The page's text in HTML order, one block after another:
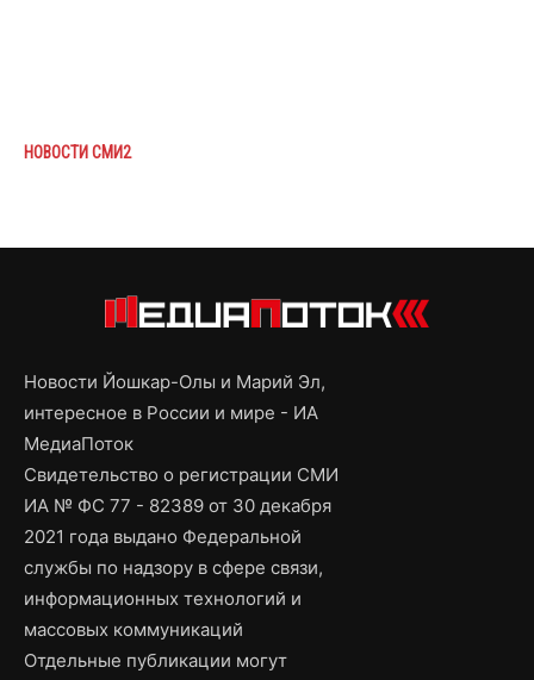
НОВОСТИ СМИ2
Новости Йошкар-Олы и Марий Эл,
интересное в России и мире - ИА
МедиаПоток
Свидетельство о регистрации СМИ
ИА № ФС 77 - 82389 от 30 декабря
2021 года выдано Федеральной
службы по надзору в сфере связи,
информационных технологий и
массовых коммуникаций
Отдельные публикации могут